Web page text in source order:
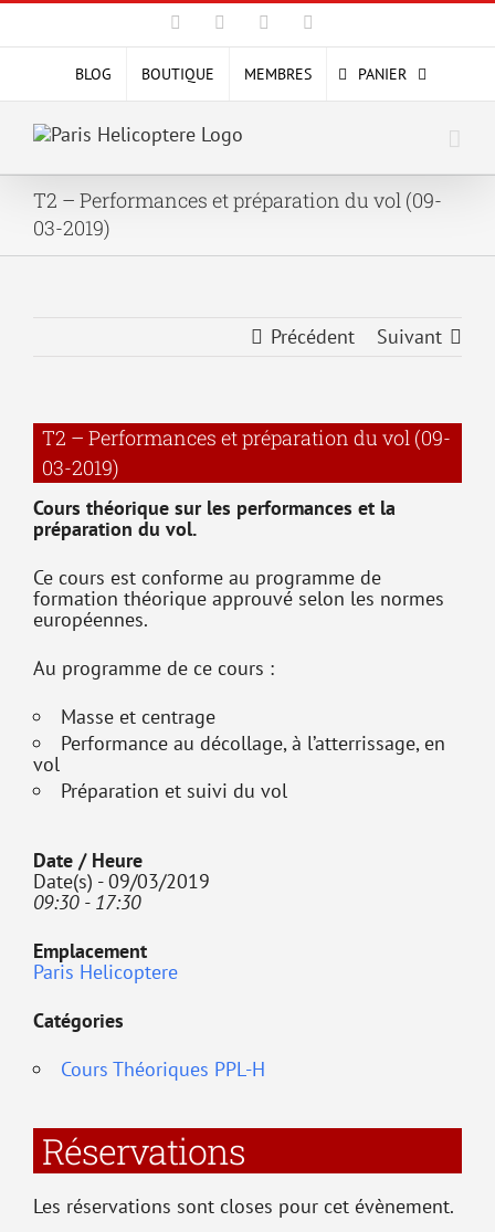
Passer
contenu
Facebook YouTube
BLOG BOUTIQUE MEMBRES PANIER
T2 – Performances et préparation du vol (09-
03-2019)
Précédent Suivant
T2 – Performances et préparation du vol (09-
03-2019)
Cours théorique sur les performances et la
préparation du vol.
Ce cours est conforme au programme de
formation théorique approuvé selon les normes
européennes.
Au programme de ce cours :
Masse et centrage
Performance au décollage, à l’atterrissage, en
vol
Préparation et suivi du vol
Date / Heure
Date(s) - 09/03/2019
09:30 - 17:30
Emplacement
Paris Helicoptere
Catégories
Cours Théoriques PPL-H
Réservations
Les réservations sont closes pour cet évènement.